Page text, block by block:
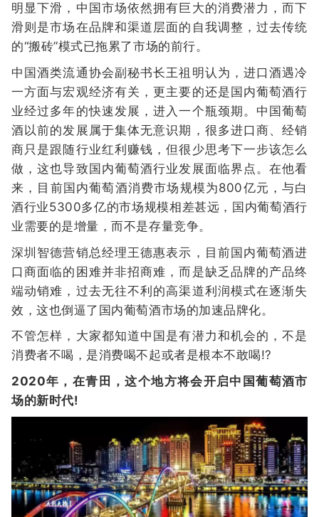
明显下滑，中国市场依然拥有巨大的消费潜力，而下
滑则是市场在品牌和渠道层面的自我调整，过去传统
的“搬砖”模式已拖累了市场的前行。
中国酒类流通协会副秘书长王祖明认为，进口酒遇冷
一方面与宏观经济有关，更主要的还是国内葡萄酒行
业经过多年的快速发展，进入一个瓶颈期。中国葡萄
酒以前的发展属于集体无意识期，很多进口商、经销
商只是跟随行业红利赚钱，但很少思考下一步该怎么
做，这也导致国内葡萄酒行业发展面临界点。在他看
来，目前国内葡萄酒消费市场规模为800亿元，与白
酒行业5300多亿的市场规模相差甚远，国内葡萄酒行
业需要的是增量，而不是存量竞争。
深圳智德营销总经理王德惠表示，目前国内葡萄酒进
口商面临的困难并非招商难，而是缺乏品牌的产品终
端动销难，过去无往不利的高渠道利润模式在逐渐失
效，这也倒逼了国内葡萄酒市场的加速品牌化。
不管怎样，大家都知道中国是有潜力和机会的，不是
消费者不喝，是消费喝不起或者是根本不敢喝!?
2020年，在青田，这个地方将会开启中国葡萄酒市
场的新时代!